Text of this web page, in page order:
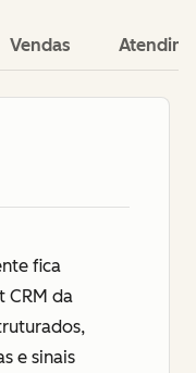
Vendas
fica
CRM da
e sinais